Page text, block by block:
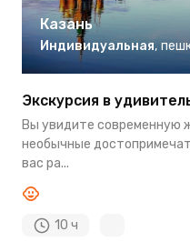
Казань
Индивидуальная,
Экскурсия в
Вы увидите современную
необычные
вас ра...
10 ч